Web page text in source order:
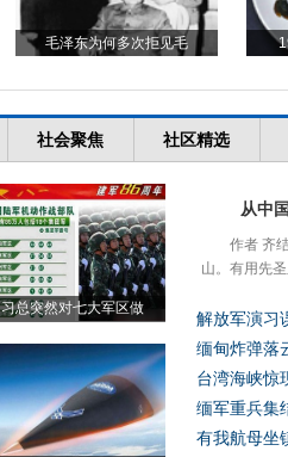
毛泽东为何多次拒见毛
社会聚焦 社区精选
习总突然对七大军区做
从中
作者 齐
山。有用先
解放军演习
缅甸炸弹落
台湾海峡惊
缅军重兵集
有我航母坐